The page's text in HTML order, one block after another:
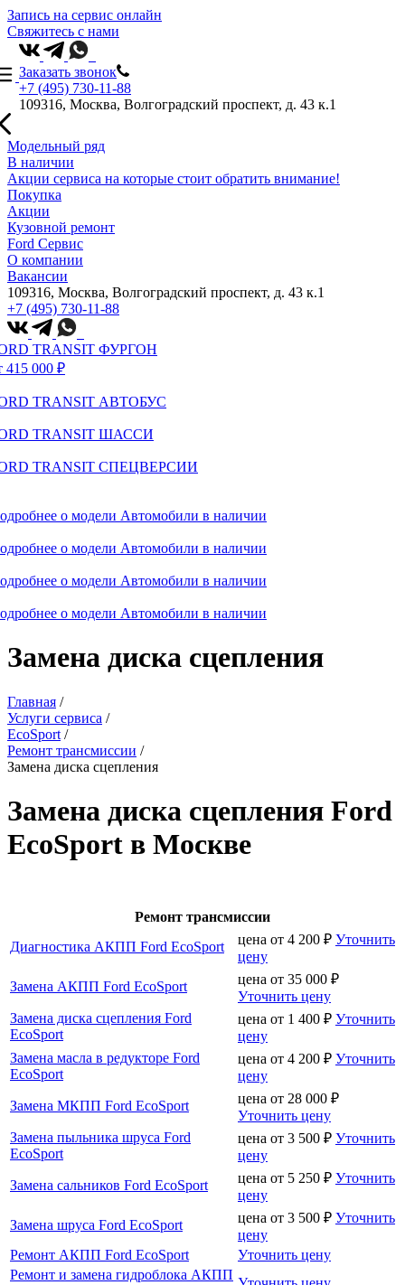
Запись на сервис онлайн
Свяжитесь с нами
Заказать звонок
+7 (495) 730-11-88
109316, Москва, Волгоградский проспект, д. 43 к.1
Модельный ряд
В наличии
Акции сервиса на которые стоит обратить внимание!
Покупка
Акции
Кузовной ремонт
Ford Сервис
О компании
Вакансии
109316, Москва, Волгоградский проспект, д. 43 к.1
+7 (495) 730-11-88
TRANSIT ФУРГОН
415 000 ₽
TRANSIT АВТОБУС
TRANSIT ШАССИ
TRANSIT СПЕЦВЕРСИИ
о модели Автомобили в наличии
о модели Автомобили в наличии
о модели Автомобили в наличии
о модели Автомобили в наличии
Замена диска сцепления
Главная /
Услуги сервиса /
EcoSport /
Ремонт трансмиссии /
Замена диска сцепления
Замена диска сцепления Ford
EcoSport в Москве
Ремонт трансмиссии
Диагностика АКПП Ford EcoSport
цена от 4 200 ₽ Уточнить
цену
Замена АКПП Ford EcoSport
цена от 35 000 ₽
Уточнить цену
Замена диска сцепления Ford
EcoSport
цена от 1 400 ₽ Уточнить
цену
Замена масла в редукторе Ford
EcoSport
цена от 4 200 ₽ Уточнить
цену
Замена МКПП Ford EcoSport
цена от 28 000 ₽
Уточнить цену
Замена пыльника шруса Ford
EcoSport
цена от 3 500 ₽ Уточнить
цену
Замена сальников Ford EcoSport
цена от 5 250 ₽ Уточнить
цену
Замена шруса Ford EcoSport
цена от 3 500 ₽ Уточнить
цену
Ремонт АКПП Ford EcoSport
Уточнить цену
Ремонт и замена гидроблока АКПП